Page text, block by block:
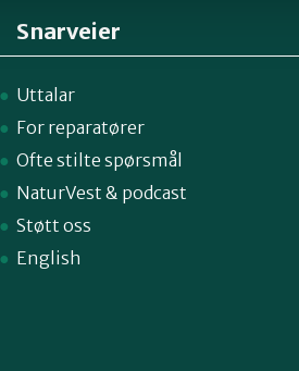
Snarveier
Uttalar
For reparatører
Ofte stilte spørsmål
NaturVest & podcast
Støtt oss
English